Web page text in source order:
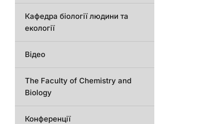
Кафедра біології людини та
екології
Відео
The Faculty of Chemistry and
Biology
Конференції